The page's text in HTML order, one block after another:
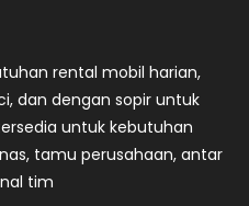
rental mobil harian,
dan dengan sopir untuk
untuk kebutuhan
tamu perusahaan, antar
tim